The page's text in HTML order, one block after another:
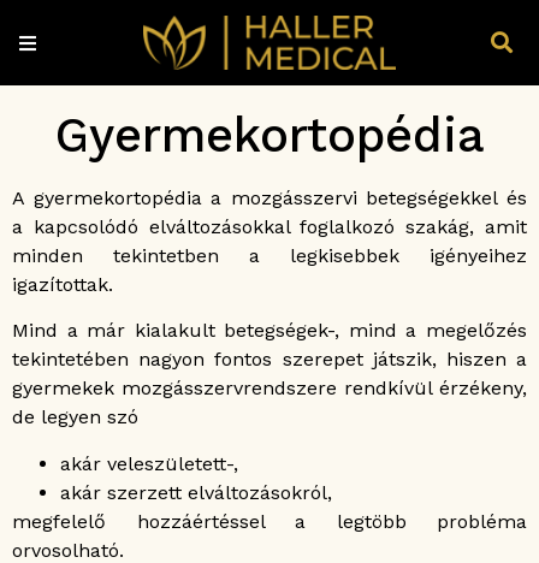
Gyermekortopédia
A gyermekortopédia a mozgásszervi betegségekkel és
a kapcsolódó elváltozásokkal foglalkozó szakág, amit
minden tekintetben a legkisebbek igényeihez
igazítottak.
Mind a már kialakult betegségek-, mind a megelőzés
tekintetében nagyon fontos szerepet játszik, hiszen a
gyermekek mozgásszervrendszere rendkívül érzékeny,
de legyen szó
akár veleszületett-,
akár szerzett elváltozásokról,
megfelelő hozzáértéssel a legtöbb probléma
orvosolható.